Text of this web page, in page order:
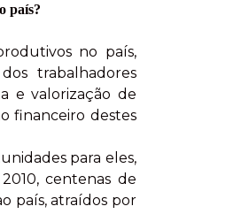
país?
no país,
trabalhadores
e valorização de
financeiro destes
para eles,
centenas de
país, atraídos por